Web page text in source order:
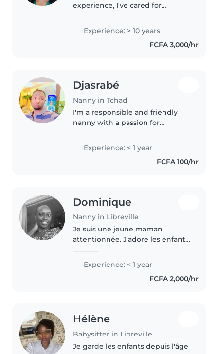
experience, I've cared for
to school-aged kids. I'm
comfortable with pets, cooking,
chores, and even helping with
Experience: > 10 years
FCFA 3,000/hr
Djasrabé
Nanny in Tchad
I'm a responsible and friendly
nanny with a passion for
with pets, cooking, chores, and
can assist with homework. I
Experience: < 1 year
FCFA 100/hr
Dominique
Nanny in Libreville
Je suis une jeune maman
attentionnée. J'adore les enfants.
enfants de tous âges, des bébés
aux plus grands. Je suis patiente,
douce et j'aime jouer et..
Experience: < 1 year
FCFA 2,000/hr
Hélène
Babysitter in Libreville
Je garde les enfants depuis l'âge